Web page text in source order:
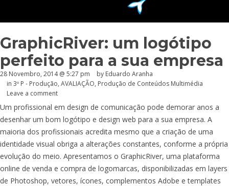
GraphicRiver: um logótipo
perfeito para a sua empresa
28 Novembro, 2014 @ 5:27 pm by Eduardo Aranha
in 3º P - Produção, AVALIAÇÃO, Produção de Conteúdos Multimédia
Leave a comment
Um profissional em design de comunicação pode demorar anos a
desenhar um bom logótipo e design web para a sua empresa. A
maioria dos profissionais acredita mesmo que a criação de uma
identidade visual obriga a alterações constantes, conforme a própria
evolução do meio. Apresentamos o GraphicRiver, uma plataforma
online de venda e compra de logomarcas, disponibilizadas em layers
de Photoshop, vetores, ícones, complementos Adobe e templates